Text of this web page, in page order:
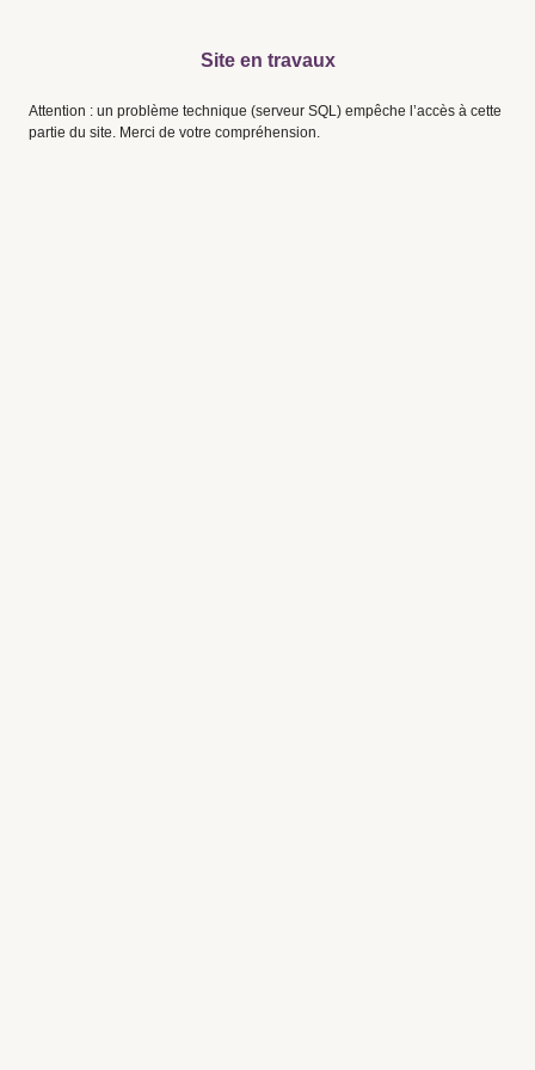
Site en travaux
Attention : un problème technique (serveur SQL) empêche l’accès à cette
partie du site. Merci de votre compréhension.